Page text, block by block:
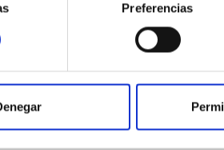
Preferencias